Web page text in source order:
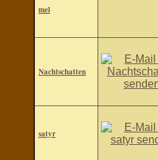
mel
Nachtschatten
satyr